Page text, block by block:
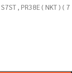
, PR38E ( NKT ) ( 7